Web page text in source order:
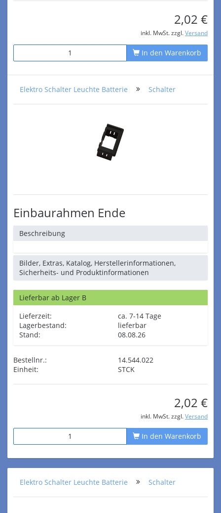
2,02 €
inkl. MwSt. zzgl. Versand
In den Warenkorb
Elektro Schalter Leuchte Batterie Schalter
Einbaurahmen Ende
Beschreibung
Bilder, Extras, Katalog, Herstellerinformationen,
Sicherheits- und Produktinformationen
Lieferbar ab Lager B
Lieferzeit:
ca. 7-14 Tage
Lagerbestand:
lieferbar
Stand:
08.08.26
Bestellnr.:
14.544.022
Einheit:
STCK
2,02 €
inkl. MwSt. zzgl. Versand
In den Warenkorb
Elektro Schalter Leuchte Batterie Schalter